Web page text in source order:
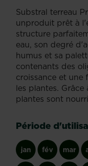
Substral terreau
unproduit prêt à
structure
eau, son degré
humus et sa
contenants des
croissance et une
les plantes.
plantes sont
Période
jan fév mar